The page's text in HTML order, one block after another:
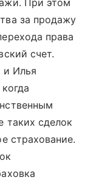
При этом
за продажу
права
счет.
и Илья
таких сделок
страхование.